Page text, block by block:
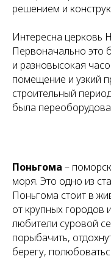
решением и
Интересна церковь
Первоначально это
и разновысокая
помещение и узкий
строительный
была
Поньгома –
моря. Это одно из
Поньгома стоит в
от крупных городов
любители суровой
порыбачить,
берегу,